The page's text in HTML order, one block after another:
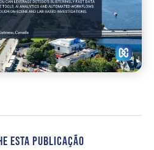
Esta Publicação